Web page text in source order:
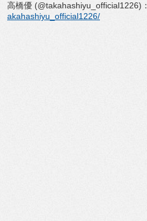
高橋優 (@takahashiyu_official1226)：
akahashiyu_official1226/